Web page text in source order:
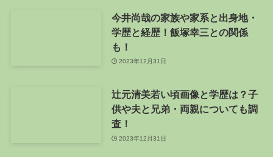
今井尚哉の家族や家系と出身地・
学歴と経歴！飯塚幸三との関係
も！
2023年12月31日
辻元清美若い頃画像と学歴は？子
供や夫と兄弟・両親についても調
査！
2023年12月31日